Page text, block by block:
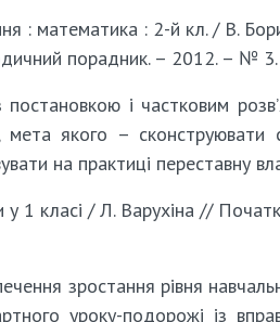
: математика : 2-й кл. / В.
порадник. – 2012. – №
і частковим
якого – сконструювати
на практиці переставну
1 класі / Л. Варухіна //
зростання рівня
уроку-подорожі із